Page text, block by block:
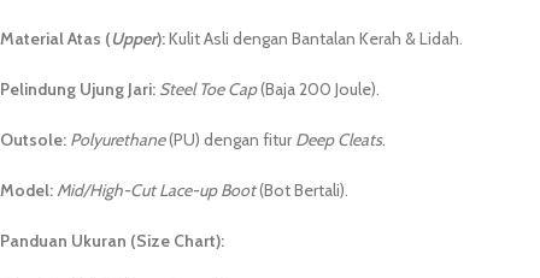
Material Atas (Upper):Kulit Asli dengan Bantalan Kerah & Lidah.
Pelindung Ujung Jari: Steel Toe Cap(Baja 200 Joule).
Outsole: Polyurethane(PU) dengan fiturDeep Cleats.
Model: Mid/High-Cut Lace-up Boot(Bot Bertali).
Panduan Ukuran (Size Chart):